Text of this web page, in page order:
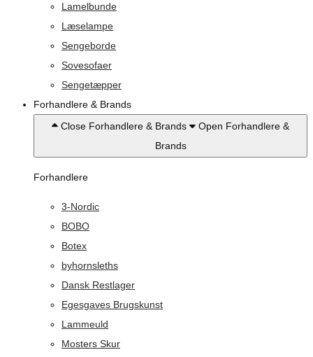
Lamelbunde
Læselampe
Sengeborde
Sovesofaer
Sengetæpper
Forhandlere & Brands
Close Forhandlere & Brands
Open Forhandlere &
Brands
Forhandlere
3-Nordic
BOBO
Botex
byhornsleths
Dansk Restlager
Egesgaves Brugskunst
Lammeuld
Mosters Skur